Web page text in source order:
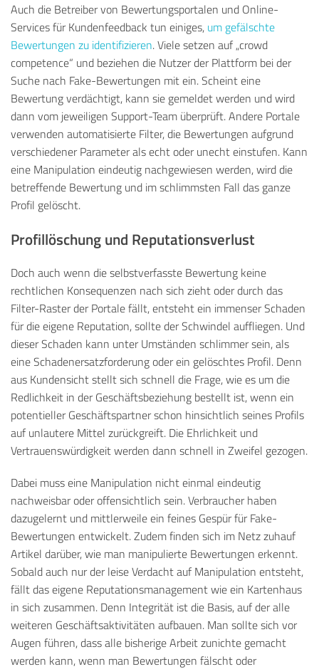
Auch die Betreiber von Bewertungsportalen und Online-
Services für Kundenfeedback tun einiges, um gefälschte
Bewertungen zu identifizieren. Viele setzen auf „crowd
competence“ und beziehen die Nutzer der Plattform bei der
Suche nach Fake-Bewertungen mit ein. Scheint eine
Bewertung verdächtigt, kann sie gemeldet werden und wird
dann vom jeweiligen Support-Team überprüft. Andere Portale
verwenden automatisierte Filter, die Bewertungen aufgrund
verschiedener Parameter als echt oder unecht einstufen. Kann
eine Manipulation eindeutig nachgewiesen werden, wird die
betreffende Bewertung und im schlimmsten Fall das ganze
Profil gelöscht.
Profillöschung und Reputationsverlust
Doch auch wenn die selbstverfasste Bewertung keine
rechtlichen Konsequenzen nach sich zieht oder durch das
Filter-Raster der Portale fällt, entsteht ein immenser Schaden
für die eigene Reputation, sollte der Schwindel auffliegen. Und
dieser Schaden kann unter Umständen schlimmer sein, als
eine Schadenersatzforderung oder ein gelöschtes Profil. Denn
aus Kundensicht stellt sich schnell die Frage, wie es um die
Redlichkeit in der Geschäftsbeziehung bestellt ist, wenn ein
potentieller Geschäftspartner schon hinsichtlich seines Profils
auf unlautere Mittel zurückgreift. Die Ehrlichkeit und
Vertrauenswürdigkeit werden dann schnell in Zweifel gezogen.
Dabei muss eine Manipulation nicht einmal eindeutig
nachweisbar oder offensichtlich sein. Verbraucher haben
dazugelernt und mittlerweile ein feines Gespür für Fake-
Bewertungen entwickelt. Zudem finden sich im Netz zuhauf
Artikel darüber, wie man manipulierte Bewertungen erkennt.
Sobald auch nur der leise Verdacht auf Manipulation entsteht,
fällt das eigene Reputationsmanagement wie ein Kartenhaus
in sich zusammen. Denn Integrität ist die Basis, auf der alle
weiteren Geschäftsaktivitäten aufbauen. Man sollte sich vor
Augen führen, dass alle bisherige Arbeit zunichte gemacht
werden kann, wenn man Bewertungen fälscht oder